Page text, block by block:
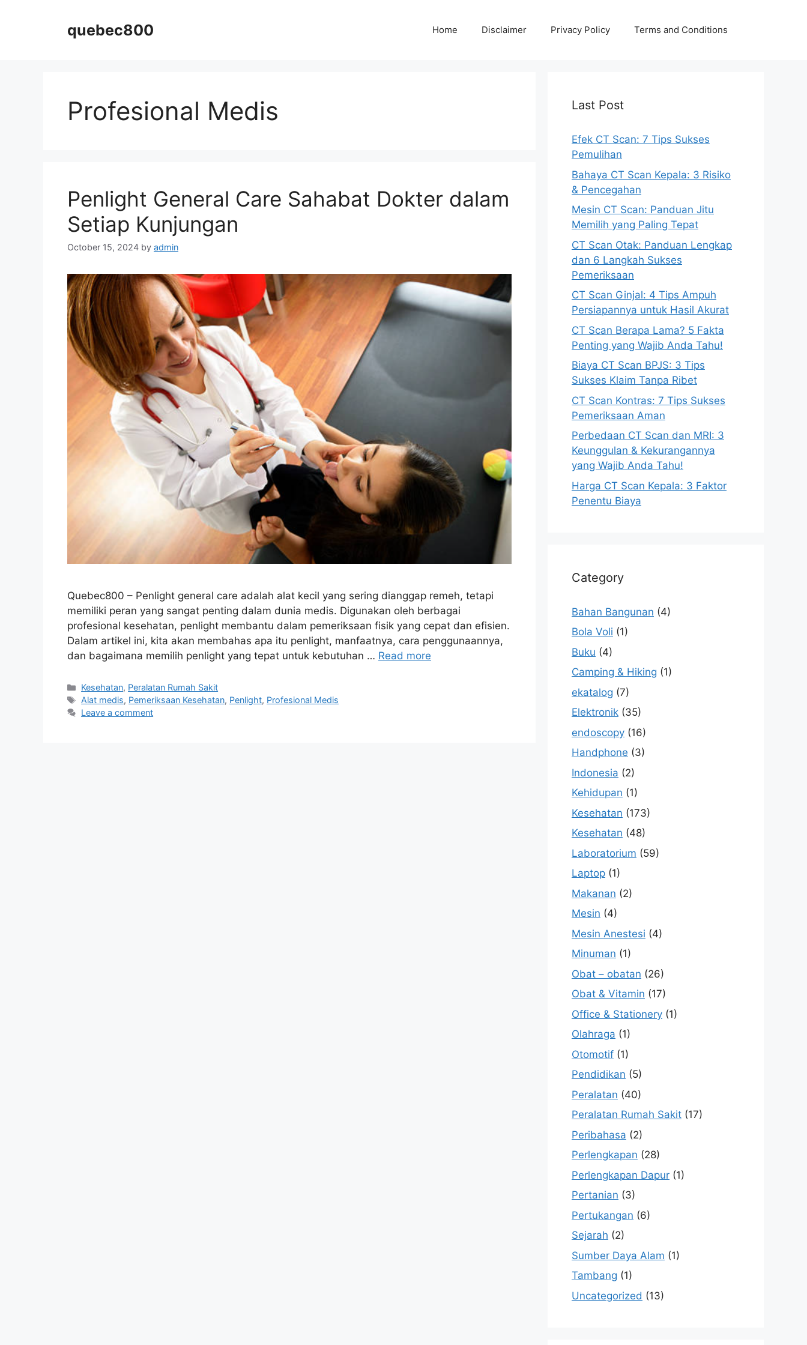
quebec800 Home Disclaimer Privacy Policy Terms and Conditions
Profesional Medis
Penlight General Care Sahabat Dokter dalam
Setiap Kunjungan
October 15, 2024 by admin
Quebec800 – Penlight general care adalah alat kecil yang sering dianggap remeh, tetapi
memiliki peran yang sangat penting dalam dunia medis. Digunakan oleh berbagai
profesional kesehatan, penlight membantu dalam pemeriksaan fisik yang cepat dan efisien.
Dalam artikel ini, kita akan membahas apa itu penlight, manfaatnya, cara penggunaannya,
dan bagaimana memilih penlight yang tepat untuk kebutuhan … Read more
Categories
Kesehatan, Peralatan Rumah Sakit
Tags
Alat medis, Pemeriksaan Kesehatan, Penlight, Profesional Medis
Leave a comment
Last Post
Efek CT Scan: 7 Tips Sukses
Pemulihan
Bahaya CT Scan Kepala: 3 Risiko
& Pencegahan
Mesin CT Scan: Panduan Jitu
Memilih yang Paling Tepat
CT Scan Otak: Panduan Lengkap
dan 6 Langkah Sukses
Pemeriksaan
CT Scan Ginjal: 4 Tips Ampuh
Persiapannya untuk Hasil Akurat
CT Scan Berapa Lama? 5 Fakta
Penting yang Wajib Anda Tahu!
Biaya CT Scan BPJS: 3 Tips
Sukses Klaim Tanpa Ribet
CT Scan Kontras: 7 Tips Sukses
Pemeriksaan Aman
Perbedaan CT Scan dan MRI: 3
Keunggulan & Kekurangannya
yang Wajib Anda Tahu!
Harga CT Scan Kepala: 3 Faktor
Penentu Biaya
Category
Bahan Bangunan (4)
Bola Voli (1)
Buku (4)
Camping & Hiking (1)
ekatalog (7)
Elektronik (35)
endoscopy (16)
Handphone (3)
Indonesia (2)
Kehidupan (1)
Kesehatan (173)
Kesehatan (48)
Laboratorium (59)
Laptop (1)
Makanan (2)
Mesin (4)
Mesin Anestesi (4)
Minuman (1)
Obat – obatan (26)
Obat & Vitamin (17)
Office & Stationery (1)
Olahraga (1)
Otomotif (1)
Pendidikan (5)
Peralatan (40)
Peralatan Rumah Sakit (17)
Peribahasa (2)
Perlengkapan (28)
Perlengkapan Dapur (1)
Pertanian (3)
Pertukangan (6)
Sejarah (2)
Sumber Daya Alam (1)
Tambang (1)
Uncategorized (13)